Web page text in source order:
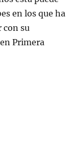
en los que ha
con su
Primera